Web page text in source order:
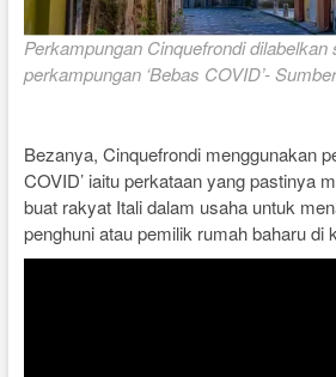
Perkampungan Cinquefrondi dilabelkan
perkampungan ‘Bebas COVID’-
Bezanya, Cinquefrondi menggunakan
COVID’ iaitu perkataan yang pastinya
buat rakyat Itali dalam usaha untuk
penghuni atau pemilik rumah baharu di